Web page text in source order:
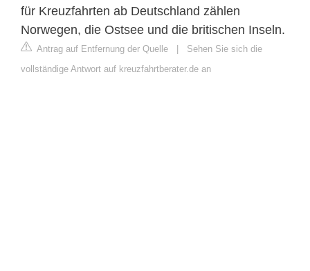
für Kreuzfahrten ab Deutschland zählen
Norwegen, die Ostsee und die britischen Inseln.
Antrag auf Entfernung der Quelle | Sehen Sie sich die
vollständige Antwort auf kreuzfahrtberater.de an